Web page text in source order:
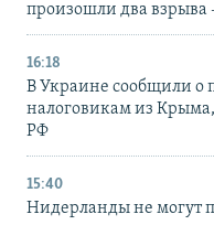
произошли два взрыва
16:18
В Украине сообщили о
налоговикам из
РФ
15:40
Нидерланды не могут